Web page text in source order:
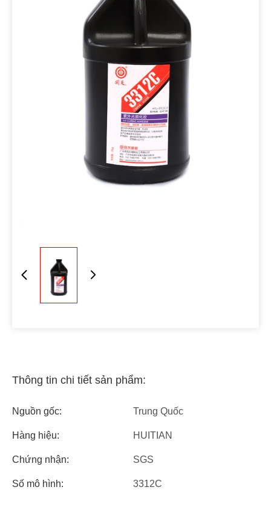
Thông tin chi tiết sản phẩm:
Nguồn gốc: Trung Quốc
Hàng hiệu: HUITIAN
Chứng nhận: SGS
Số mô hình: 3312C